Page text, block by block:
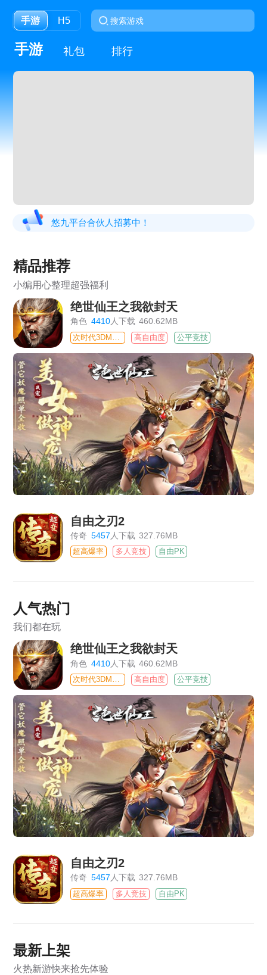
手游 H5
手游 礼包 排行
悠九平台合伙人招募中！
精品推荐
小编用心整理超强福利
绝世仙王之我欲封天
角色 4410人下载 460.62MB
高自由度 公平竞技
自由之刃2
传奇 5457 人下载 327.76MB
超高爆率 多人竞技 自由PK
人气热门
我们都在玩
绝世仙王之我欲封天
角色 4410人下载 460.62MB
高自由度 公平竞技
自由之刃2
传奇 5457人下载 327.76MB
超高爆率 多人竞技 自由PK
最新上架
火热新游快来抢先体验